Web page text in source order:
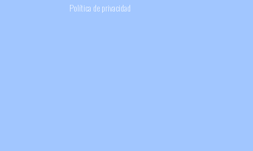
Política de privacidad